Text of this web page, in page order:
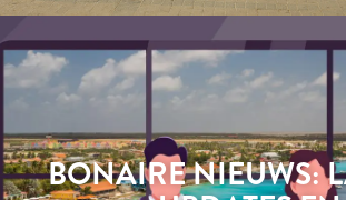
BONAIRE NIEUWS: